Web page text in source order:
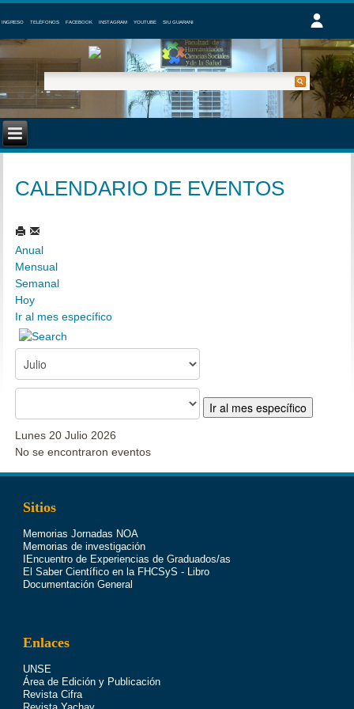
INGRESO TELÉFONOS FACEBOOK INSTAGRAM YOUTUBE SIU GUARANI
CALENDARIO DE EVENTOS
Anual
Mensual
Semanal
Hoy
Ir al mes específico
Ir al mes específico
Lunes 20 Julio 2026
No se encontraron eventos
Sitios
Memorias Jornadas NOA
Memorias de investigación
IEncuentro de Experiencias de Graduados/as
El Saber Científico en la FHCSyS - Libro
Documentación General
Enlaces
UNSE
Área de Edición y Publicación
Revista Cifra